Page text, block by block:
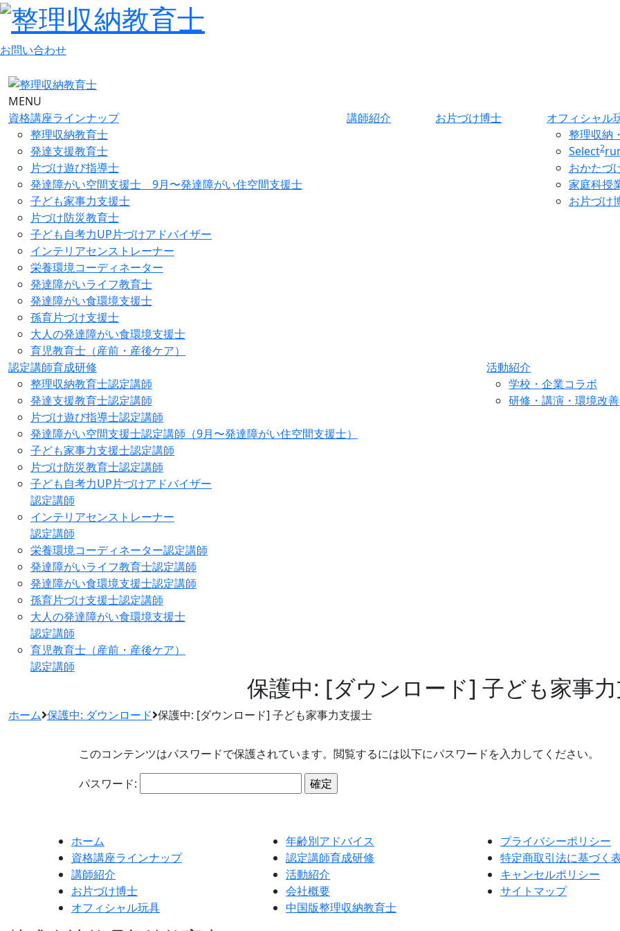
お問い合わせ
MENU
資格講座ラインナップ
整理収納教育士
発達支援教育士
片づけ遊び指導士
発達障がい空間支援士 9月〜発達障がい住空間支援士
子ども家事力支援士
片づけ防災教育士
子ども自考力UP片づけアドバイザー
インテリアセンストレーナー
栄養環境コーディネーター
発達障がいライフ教育士
発達障がい食環境支援士
孫育片づけ支援士
大人の発達障がい食環境支援士
育児教育士（産前・産後ケア）
講師紹介 お片づけ博士
オフィシャル
整理収納
Select2
おかたづ
家庭科授
お片づけ
認定講師育成研修
整理収納教育士認定講師
発達支援教育士認定講師
片づけ遊び指導士認定講師
発達障がい空間支援士認定講師（9月〜発達障がい住空間支援士）
子ども家事力支援士認定講師
片づけ防災教育士認定講師
子ども自考力UP片づけアドバイザー
認定講師
インテリアセンストレーナー
認定講師
栄養環境コーディネーター認定講師
発達障がいライフ教育士認定講師
発達障がい食環境支援士認定講師
孫育片づけ支援士認定講師
大人の発達障がい食環境支援士
認定講師
育児教育士（産前・産後ケア）
認定講師
活動紹介
学校・企業コラボ
研修・講演・環境改善
保護中: [ダウンロード] 子ども家事
ホーム 保護中: ダウンロード 保護中: [ダウンロード] 子ども家事力支援士
このコンテンツはパスワードで保護されています。閲覧するには以下にパスワードを入力してください。
パスワード:
ホーム
資格講座ラインナップ
講師紹介
お片づけ博士
オフィシャル玩具
年齢別アドバイス
認定講師育成研修
活動紹介
会社概要
中国版整理収納教育士
プライバシーポリシー
特定商取引法に基づく
キャンセルポリシー
サイトマップ